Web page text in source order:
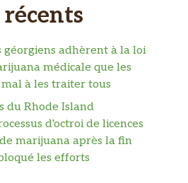
adhèrent à la loi
médicale que les
à les traiter tous
du Rhode Island
d'octroi de licences
marijuana après la fin
les efforts